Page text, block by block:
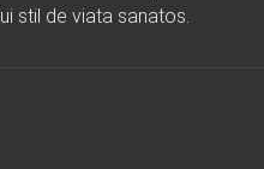
stil de viata sanatos.